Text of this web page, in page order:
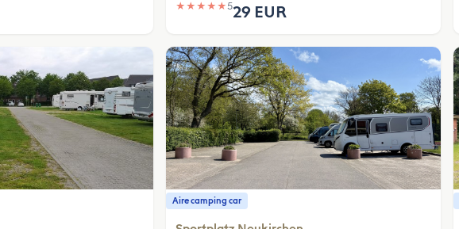
★ ★ ★ ★ ★529 EUR
Aire camping car